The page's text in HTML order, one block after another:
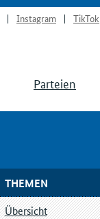
Instagram TikTok
Parteien
THEMEN
Übersicht